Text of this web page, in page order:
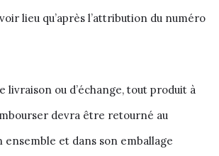
lieu qu’après l’attribution du numéro
livraison ou d’échange, tout produit à
devra être retourné au
ensemble et dans son emballage